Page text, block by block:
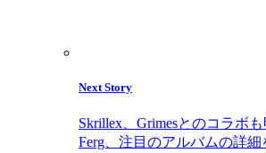
Next Story
Skrillex、Grimesとのコラボ
Ferg、注目のアルバムの詳細